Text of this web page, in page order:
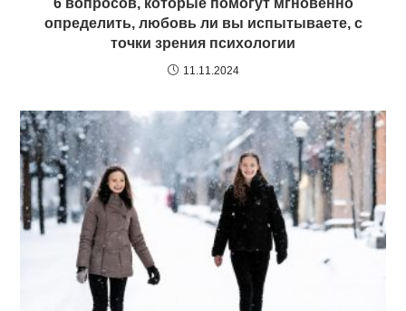
определить, любовь ли вы испытываете, с
точки зрения психологии
11.11.2024